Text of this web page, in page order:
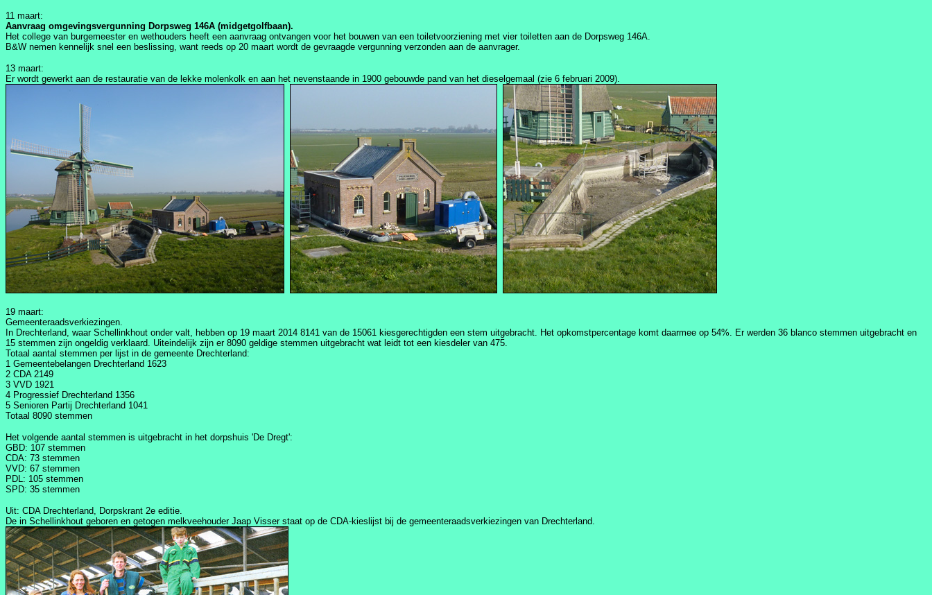
11 maart:
Aanvraag omgevingsvergunning Dorpsweg 146A (midgetgolfbaan).
Het college van burgemeester en wethouders heeft een aanvraag ontvangen voor het bouwen van een toiletvoorziening met vier toiletten aan de Dorpsweg 146A.
B&W nemen kennelijk snel een beslissing, want reeds op 20 maart wordt de gevraagde vergunning verzonden aan de aanvrager.
13 maart:
Er wordt gewerkt aan de restauratie van de lekke molenkolk en aan het nevenstaande in 1900 gebouwde pand van het dieselgemaal (zie 6 februari 2009).
19 maart:
Gemeenteraadsverkiezingen.
In Drechterland, waar Schellinkhout onder valt, hebben op 19 maart 2014 8141 van de 15061 kiesgerechtigden een stem uitgebracht. Het opkomstpercentage komt daarmee op 54%. Er werden 36 blanco stemmen uitgebracht en
15 stemmen zijn ongeldig verklaard. Uiteindelijk zijn er 8090 geldige stemmen uitgebracht wat leidt tot een kiesdeler van 475.
Totaal aantal stemmen per lijst in de gemeente Drechterland:
1 Gemeentebelangen Drechterland 1623
2 CDA 2149
3 VVD 1921
4 Progressief Drechterland 1356
5 Senioren Partij Drechterland 1041
Totaal 8090 stemmen
Het volgende aantal stemmen is uitgebracht in het dorpshuis 'De Dregt':
GBD: 107 stemmen
CDA: 73 stemmen
VVD: 67 stemmen
PDL: 105 stemmen
SPD: 35 stemmen
Uit: CDA Drechterland, Dorpskrant 2e editie.
De in Schellinkhout geboren en getogen melkveehouder Jaap Visser staat op de CDA-kieslijst bij de gemeenteraadsverkiezingen van Drechterland.